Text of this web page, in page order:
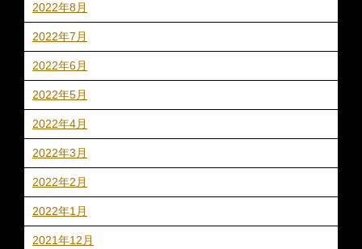
2022年8月
2022年7月
2022年6月
2022年5月
2022年4月
2022年3月
2022年2月
2022年1月
2021年12月